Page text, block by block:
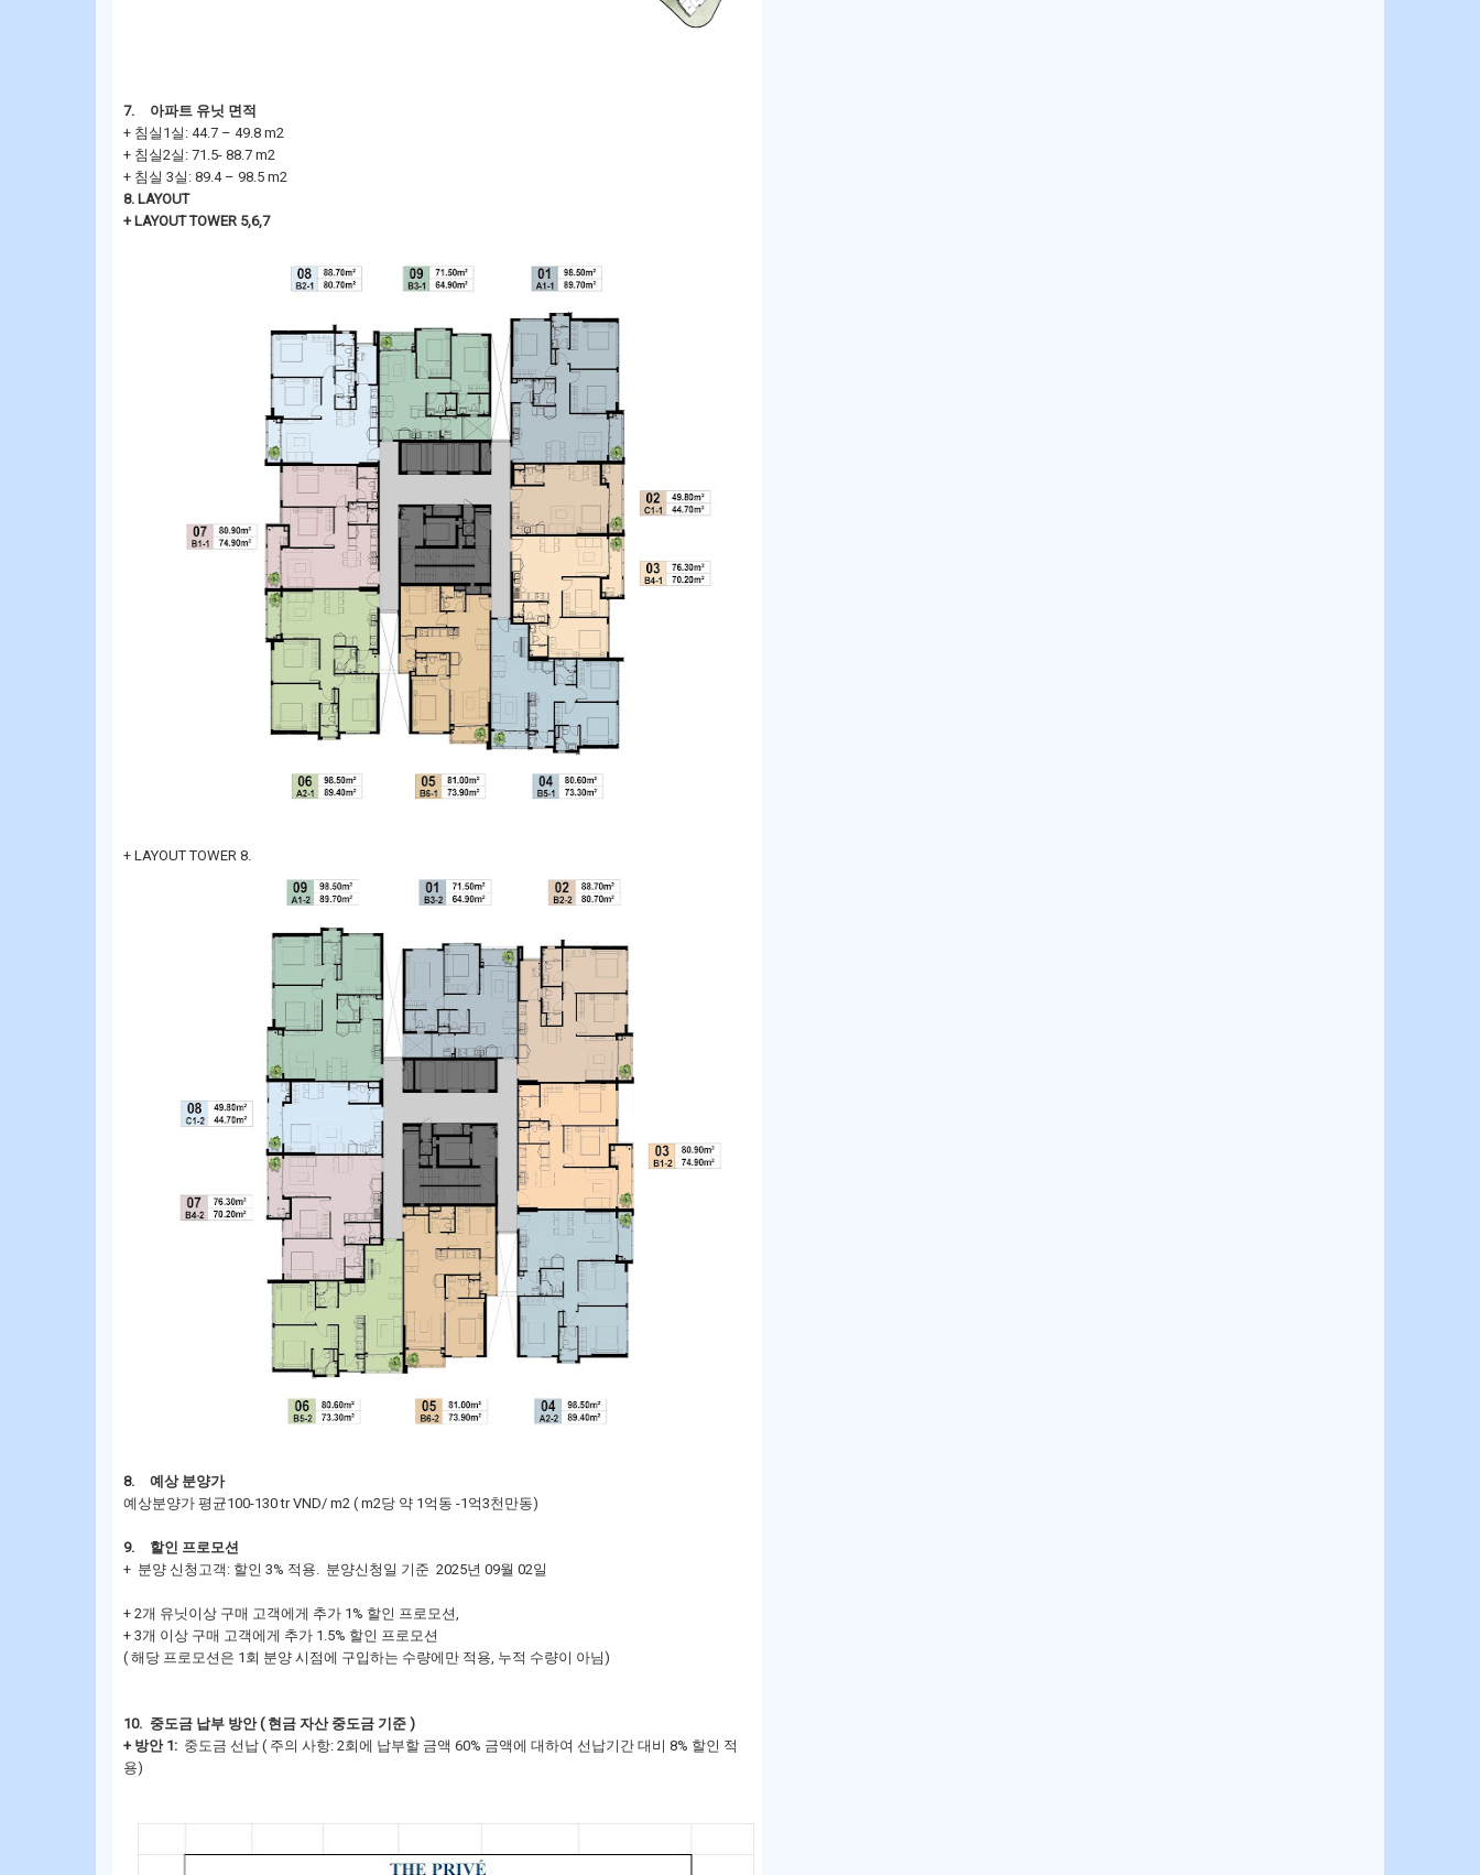
7.
아파트 유닛 면적
+ 침실1실: 44.7 – 49.8 m2
+ 침실2실: 71.5- 88.7 m2
+ 침실 3실: 89.4 – 98.5 m2
8. LAYOUT
+ LAYOUT TOWER 5,6,7
+ LAYOUT TOWER 8.
8.
예상 분양가
예상분양가 평균100-130 tr VND/ m2 ( m2당 약 1억동 -1억3천만동)
9.
할인 프로모션
+ 분양 신청고객: 할인 3% 적용. 분양신청일 기준 2025년 09월 02일
+ 2개 유닛이상 구매 고객에게 추가 1% 할인 프로모션,
+ 3개 이상 구매 고객에게 추가 1.5% 할인 프로모션
( 해당 프로모션은 1회 분양 시점에 구입하는 수량에만 적용, 누적 수량이 아님)
10. 중도금 납부 방안 ( 현금 자산 중도금 기준 )
+ 방안 1: 중도금 선납 ( 주의 사항: 2회에 납부할 금액 60% 금액에 대하여 선납기간 대비 8% 할인 적
용)